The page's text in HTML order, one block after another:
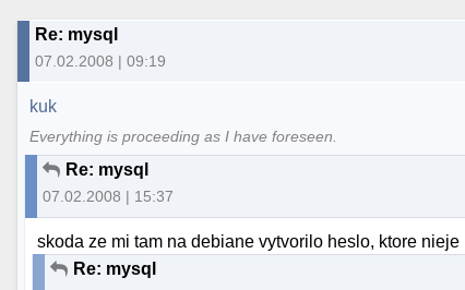
Re: mysql
07.02.2008 | 09:19
kuk
Everything is proceeding as I have foreseen.
Re: mysql
07.02.2008 | 15:37
skoda ze mi tam na debiane vytvorilo heslo, ktore
Re: mysql